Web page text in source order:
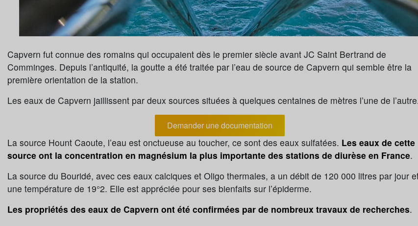
Capvern fut connue des romains qui occupaient dès le premier siècle avant JC Saint Bertrand de
Comminges. Depuis l’antiquité, la goutte a été traitée par l’eau de source de Capvern qui semble être la
première orientation de la station.
Les eaux de Capvern jaillissent par deux sources situées à quelques centaines de mètres l’une de
Demander une documentation
La source Hount Caoute, l’eau est onctueuse au toucher, ce sont des eaux sulfatées. Les eaux de cette
source ont la concentration en magnésium la plus importante des stations de diurèse en France.
La source du Bouridé, avec ces eaux calciques et Oligo thermales, a un débit de 120 000 litres par jour
une température de 19°2. Elle est appréciée pour ses bienfaits sur l’épiderme.
Les propriétés des eaux de Capvern ont été confirmées par de nombreux travaux de recherches.